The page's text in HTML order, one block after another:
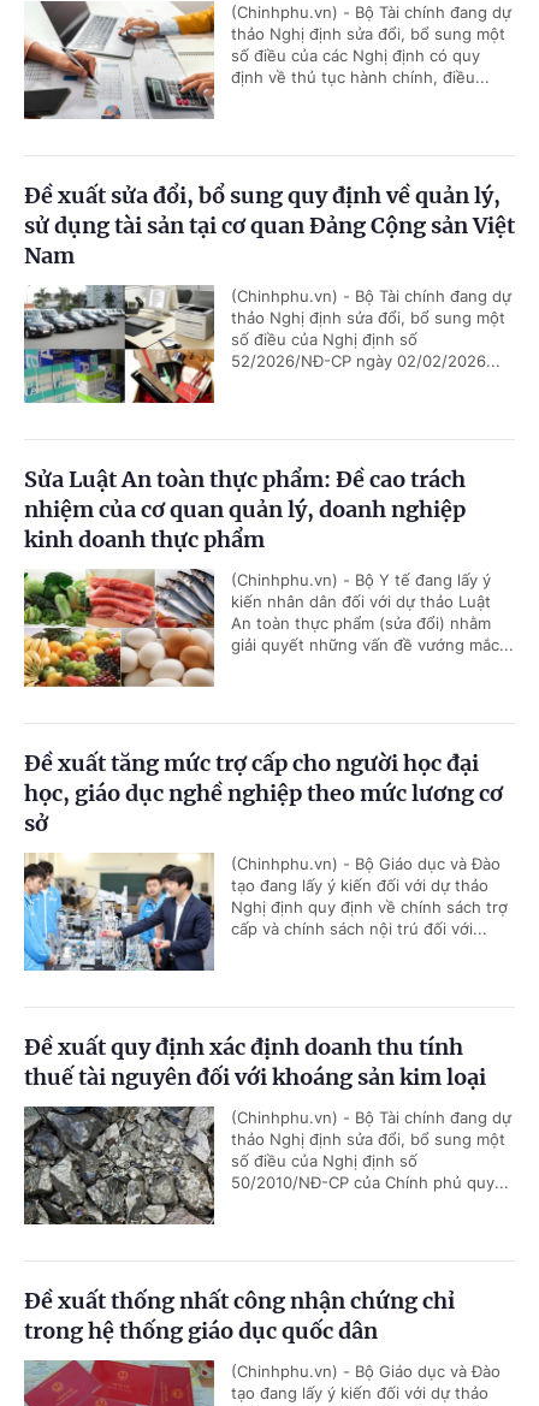
(Chinhphu.vn) - Bộ Tài chính đang dự
thảo Nghị định sửa đổi, bổ sung một
số điều của các Nghị định có quy
định về thủ tục hành chính, điều...
Đề xuất sửa đổi, bổ sung quy định về quản lý,
sử dụng tài sản tại cơ quan Đảng Cộng sản Việt
Nam
(Chinhphu.vn) - Bộ Tài chính đang dự
thảo Nghị định sửa đổi, bổ sung một
số điều của Nghị định số
52/2026/NĐ-CP ngày 02/02/2026...
Sửa Luật An toàn thực phẩm: Đề cao trách
nhiệm của cơ quan quản lý, doanh nghiệp
kinh doanh thực phẩm
(Chinhphu.vn) - Bộ Y tế đang lấy ý
kiến nhân dân đối với dự thảo Luật
An toàn thực phẩm (sửa đổi) nhằm
giải quyết những vấn đề vướng mắc...
Đề xuất tăng mức trợ cấp cho người học đại
học, giáo dục nghề nghiệp theo mức lương cơ
sở
(Chinhphu.vn) - Bộ Giáo dục và Đào
tạo đang lấy ý kiến đối với dự thảo
Nghị định quy định về chính sách trợ
cấp và chính sách nội trú đối với...
Đề xuất quy định xác định doanh thu tính
thuế tài nguyên đối với khoáng sản kim loại
(Chinhphu.vn) - Bộ Tài chính đang dự
thảo Nghị định sửa đổi, bổ sung một
số điều của Nghị định số
50/2010/NĐ-CP của Chính phủ quy...
Đề xuất thống nhất công nhận chứng chỉ
trong hệ thống giáo dục quốc dân
(Chinhphu.vn) - Bộ Giáo dục và Đào
tạo đang lấy ý kiến đối với dự thảo